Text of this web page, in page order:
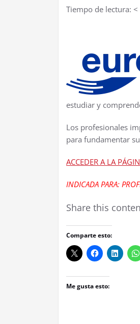
Tiempo de lectura: <
estudiar y
Los profesionales
para fundamentar
ACCEDER A LA
INDICADA PARA:
Share this
Comparte esto:
Me gusta esto: